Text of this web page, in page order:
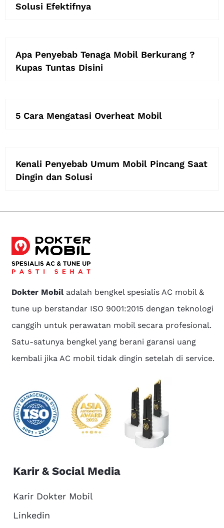
Solusi Efektifnya
Apa Penyebab Tenaga Mobil Berkurang ?
Kupas Tuntas Disini
5 Cara Mengatasi Overheat Mobil
Kenali Penyebab Umum Mobil Pincang Saat
Dingin dan Solusi
Dokter Mobiladalah bengkel spesialis AC mobil &
tune up berstandar ISO 9001:2015 dengan teknologi
canggih untuk perawatan mobil secara profesional.
Satu-satunya bengkel yang berani garansi uang
kembali jika AC mobil tidak dingin setelah di service.
Karir & Social Media
Karir Dokter Mobil
Linkedin